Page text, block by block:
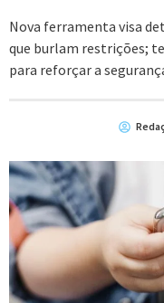
Nova ferramenta visa
que burlam restrições;
para reforçar a